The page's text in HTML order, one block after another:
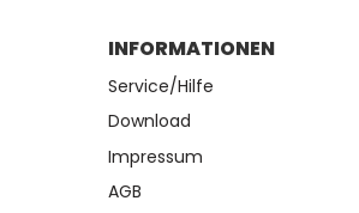
INFORMATIONEN
Service/Hilfe
Download
Impressum
AGB